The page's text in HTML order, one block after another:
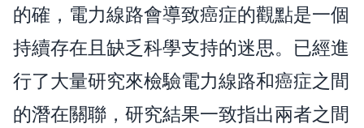
的確，電力線路會導致癌症的觀點是一個
持續存在且缺乏科學支持的迷思。已經進
行了大量研究來檢驗電力線路和癌症之間
的潛在關聯，研究結果一致指出兩者之間